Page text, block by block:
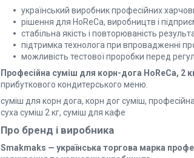
український виробник професійних
рішення для HoReCa, виробництв і
стабільна якість і повторюваність
підтримка технолога при впровадженні
можливість тестової проробки перед
Професійна суміш для корн-дога HoReCa, 2
прибуткового кондитерського меню.
суміш для корн дога, корн дог суміш,
суха суміш 2 кг, суміш для кафе
Про бренд і виробника
Smakmaks — українська торгова марка